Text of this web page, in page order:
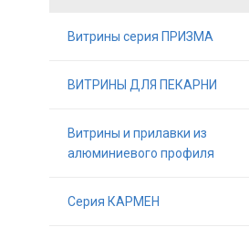
Витрины серия ПРИЗМА
ВИТРИНЫ ДЛЯ ПЕКАРНИ
Витрины и прилавки из
алюминиевого профиля
Серия КАРМЕН